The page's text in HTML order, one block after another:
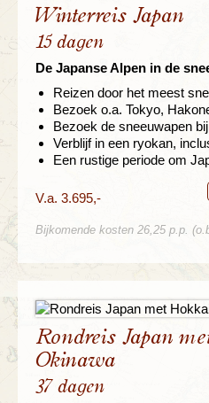
Winterreis Japan
15 dagen
De Japanse Alpen in de
Reizen door het meest
Bezoek o.a. Tokyo,
Bezoek de sneeuwapen
Verblijf in een ryokan,
Een rustige periode om
V.a. 3.695,-
Bijkomende kosten 26,25 p.p.
Rondreis Japan
Okinawa
37 dagen